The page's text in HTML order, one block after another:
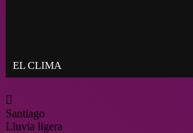
EL CLIMA
Santiago
Lluvia ligera